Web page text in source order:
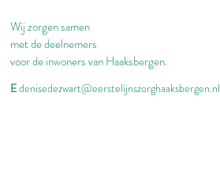
Wij zorgen samen
met de deelnemers
voor de inwoners van Haaksbergen.
Edenisedezwart@eerstelijnszorghaaksbergen.nl